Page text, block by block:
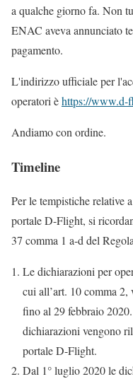
a qualche giorno fa. Non
ENAC aveva annunciato
pagamento.
L'indirizzo ufficiale per
operatori èhttps://www.d-
Andiamo con ordine.
Timeline
Per le tempistiche relative
portale D-Flight, si
37 comma 1 a-d del
Le dichiarazioni per
cui all’art. 10 comma
fino al 29 febbraio
dichiarazioni vengono
portale D-Flight.
Dal 1° luglio 2020 le